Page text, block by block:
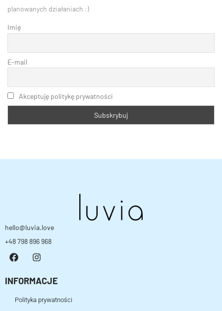
planowanych działaniach :)
Imię
E-mail
Akceptuję politykę prywatności
hello@luvia.love
+48 798 896 968
INFORMACJE
Polityka prywatności